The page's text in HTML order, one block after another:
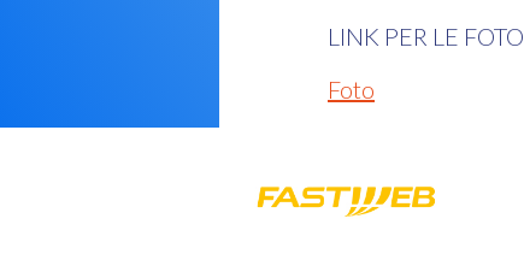
LINK PER LE FOTO
Foto